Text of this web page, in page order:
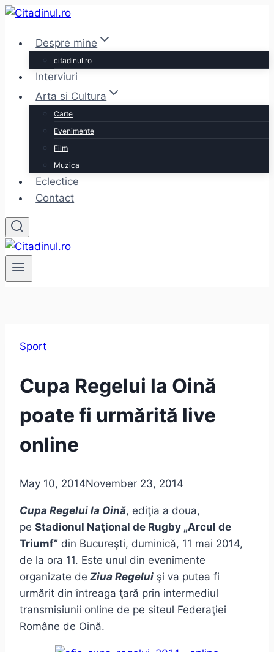
Skip
contentDespre mine
citadinul.ro
Interviuri
Arta si Cultura
Carte
Evenimente
Film
Muzica
Eclectice
Contact
Sport
Cupa Regelui la Oină
poate fi urmărită live
online
May 10, 2014November 23, 2014
Cupa Regelui la Oină, ediţia a doua,
pe Stadionul Naţional de Rugby „Arcul de
Triumf” din Bucureşti, duminică, 11 mai 2014,
de la ora 11. Este unul din evenimente
organizate de Ziua Regelui şi va putea fi
urmărit din întreaga ţară prin intermediul
transmisiunii online de pe siteul Federaţiei
Române de Oină.